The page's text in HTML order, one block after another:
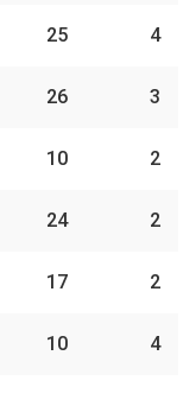
25 4
26 3
10 2
24 2
17 2
10 4